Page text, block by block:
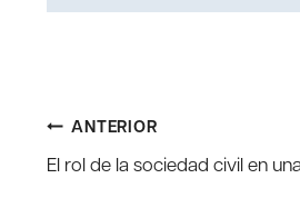
Navegación
ANTERIOR
El rol de la sociedad civil en